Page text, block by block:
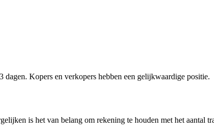
Kopers en verkopers hebben een gelijkwaardige positie.
is het van belang om rekening te houden met het aantal